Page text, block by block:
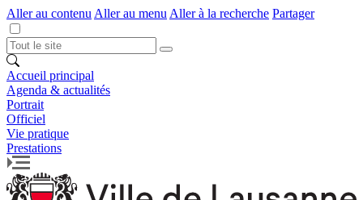
Aller au contenu Aller au menu Aller à la recherche Partager
Accueil principal
Agenda & actualités
Portrait
Officiel
Vie pratique
Prestations